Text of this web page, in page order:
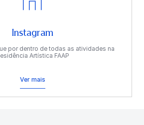
Instagram
por dentro de todas as atividades na
Artística FAAP
Ver mais